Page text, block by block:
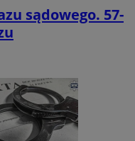
sądowego. 57-